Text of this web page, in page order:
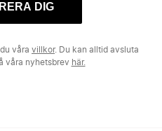
DIG
våra villkor. Du kan alltid avsluta
våra nyhetsbrev här.